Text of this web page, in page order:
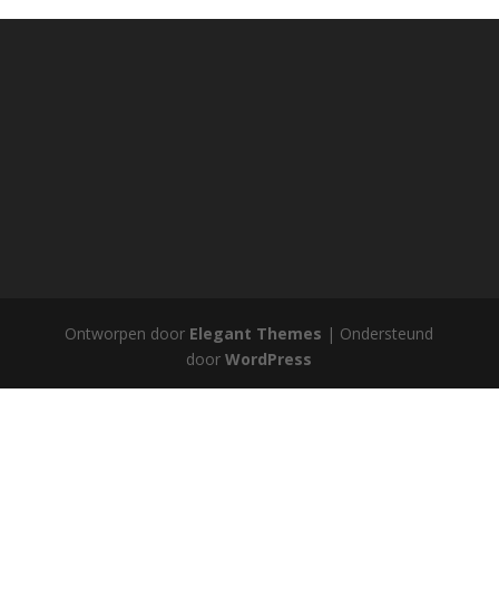
Ontworpen door Elegant Themes | Ondersteund
doorWordPress